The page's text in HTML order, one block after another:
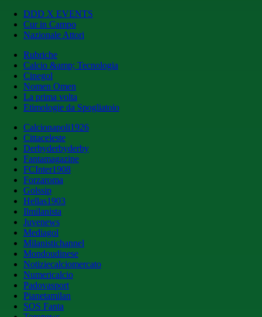
DDD X EVENTS
Cur in Campo
Nazionale Attori
Rubriche
Calcio &amp; Tecnologia
Cinegol
Nomen Omen
La prima volta
Etimologie da Spogliatoio
Calcionapoli1926
Cittaceleste
Derbyderbyderby
Fantamagazine
FCInter1908
Forzaroma
Golssip
Hellas1903
Ilmilanista
Juvenews
Mediagol
Milanistichannel
Mondoudinese
Notiziecalciomercato
Numericalcio
Padovasport
Pianetamilan
SOS Fanta